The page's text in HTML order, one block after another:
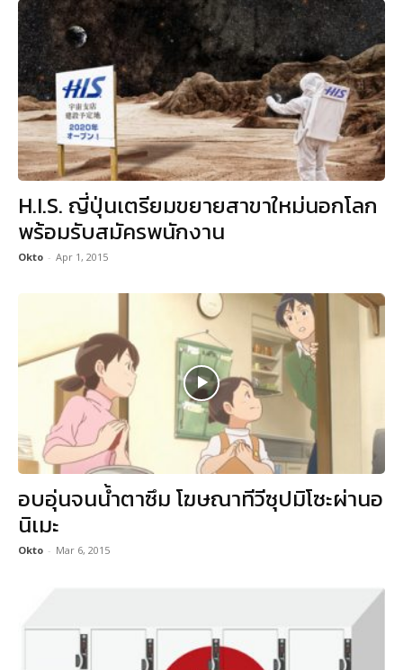
H.I.S. ญี่ปุ่นเตรียมขยายสาขาใหม่นอกโลก
พร้อมรับสมัครพนักงาน
Okto - Apr 1, 2015
อบอุ่นจนน้ำตาซึม โฆษณาทีวีซุปมิโซะผ่านอ
นิเมะ
Okto - Mar 6, 2015